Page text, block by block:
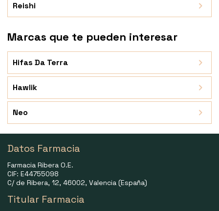
Reishi
Marcas que te pueden interesar
Hifas Da Terra
Hawlik
Neo
Datos Farmacia
Farmacia Ribera O.E.
CIF: E44755098
C/ de Ribera, 12, 46002, Valencia (España)
Titular Farmacia